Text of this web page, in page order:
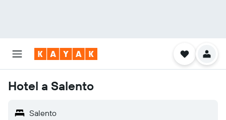
Hotel a Salento
Salento